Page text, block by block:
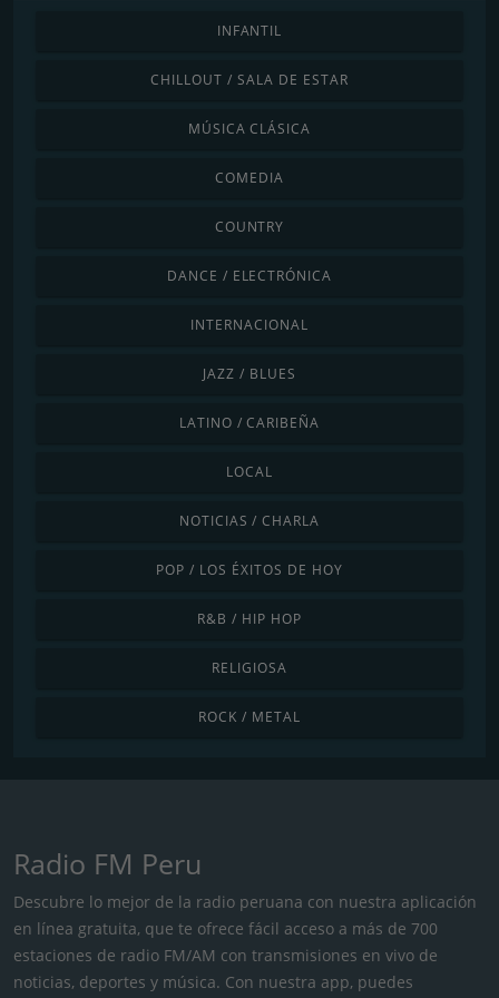
INFANTIL
CHILLOUT / SALA DE ESTAR
MÚSICA CLÁSICA
COMEDIA
COUNTRY
DANCE / ELECTRÓNICA
INTERNACIONAL
JAZZ / BLUES
LATINO / CARIBEÑA
LOCAL
NOTICIAS / CHARLA
POP / LOS ÉXITOS DE HOY
R&B / HIP HOP
RELIGIOSA
ROCK / METAL
Radio FM Peru
Descubre lo mejor de la radio peruana con nuestra aplicación
en línea gratuita, que te ofrece fácil acceso a más de 700
estaciones de radio FM/AM con transmisiones en vivo de
noticias, deportes y música. Con nuestra app, puedes